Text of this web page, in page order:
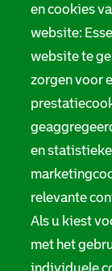
en cookies
website:
website te
zorgen voor
en
relevante
Als u kiest
met het
Privacy
Digitale
Servicenormen
Melding
Suggesties en
Stadsarchief
Hofdijk 651,